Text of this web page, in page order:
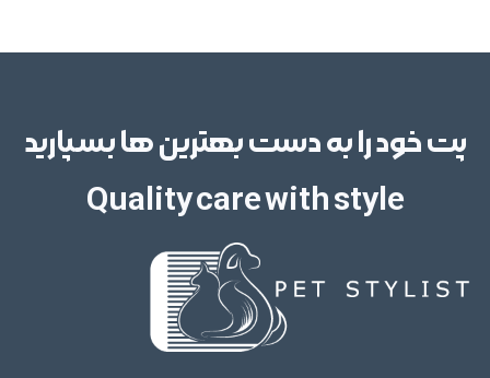
پت خود را به دست بهترین ها بسپارید
Quality care with style